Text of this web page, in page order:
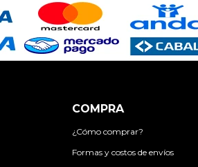
COMPRA
¿Cómo comprar?
Formas y costos de envíos